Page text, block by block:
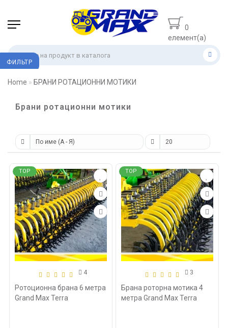
0
елемент(а)
Home БРАНИ РОТАЦИОННИ МОТИКИ
Брани ротационни мотики
4
Ротоционна брана 6 метра
Grand Max Terra
TOP
3
Брана роторна мотика 4
метра Grand Max Terra
TOP
ФИЛЬТР